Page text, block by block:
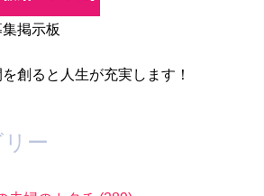
掲示板
創ると人生が充実します！
ー